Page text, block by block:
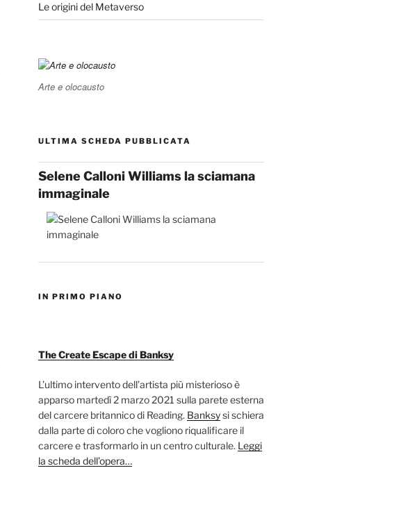
Le origini del Metaverso
Arte e olocausto
ULTIMA SCHEDA PUBBLICATA
Selene Calloni Williams la sciamana
immaginale
IN PRIMO PIANO
The Create Escape di Banksy
L’ultimo intervento dell’artista più misterioso è
apparso martedì 2 marzo 2021 sulla parete esterna
del carcere britannico di Reading. Banksysi schiera
dalla parte di coloro che vogliono riqualificare il
carcere e trasformarlo in un centro culturale. Leggi
la scheda dell’opera…